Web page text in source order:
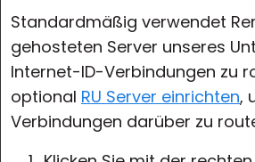
Standardmäßig verwendet
gehosteten Server unseres
Internet-ID-Verbindungen zu
optional RU Server einrichten,
Verbindungen darüber zu